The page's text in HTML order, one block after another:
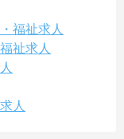
福祉求人
祉求人
人